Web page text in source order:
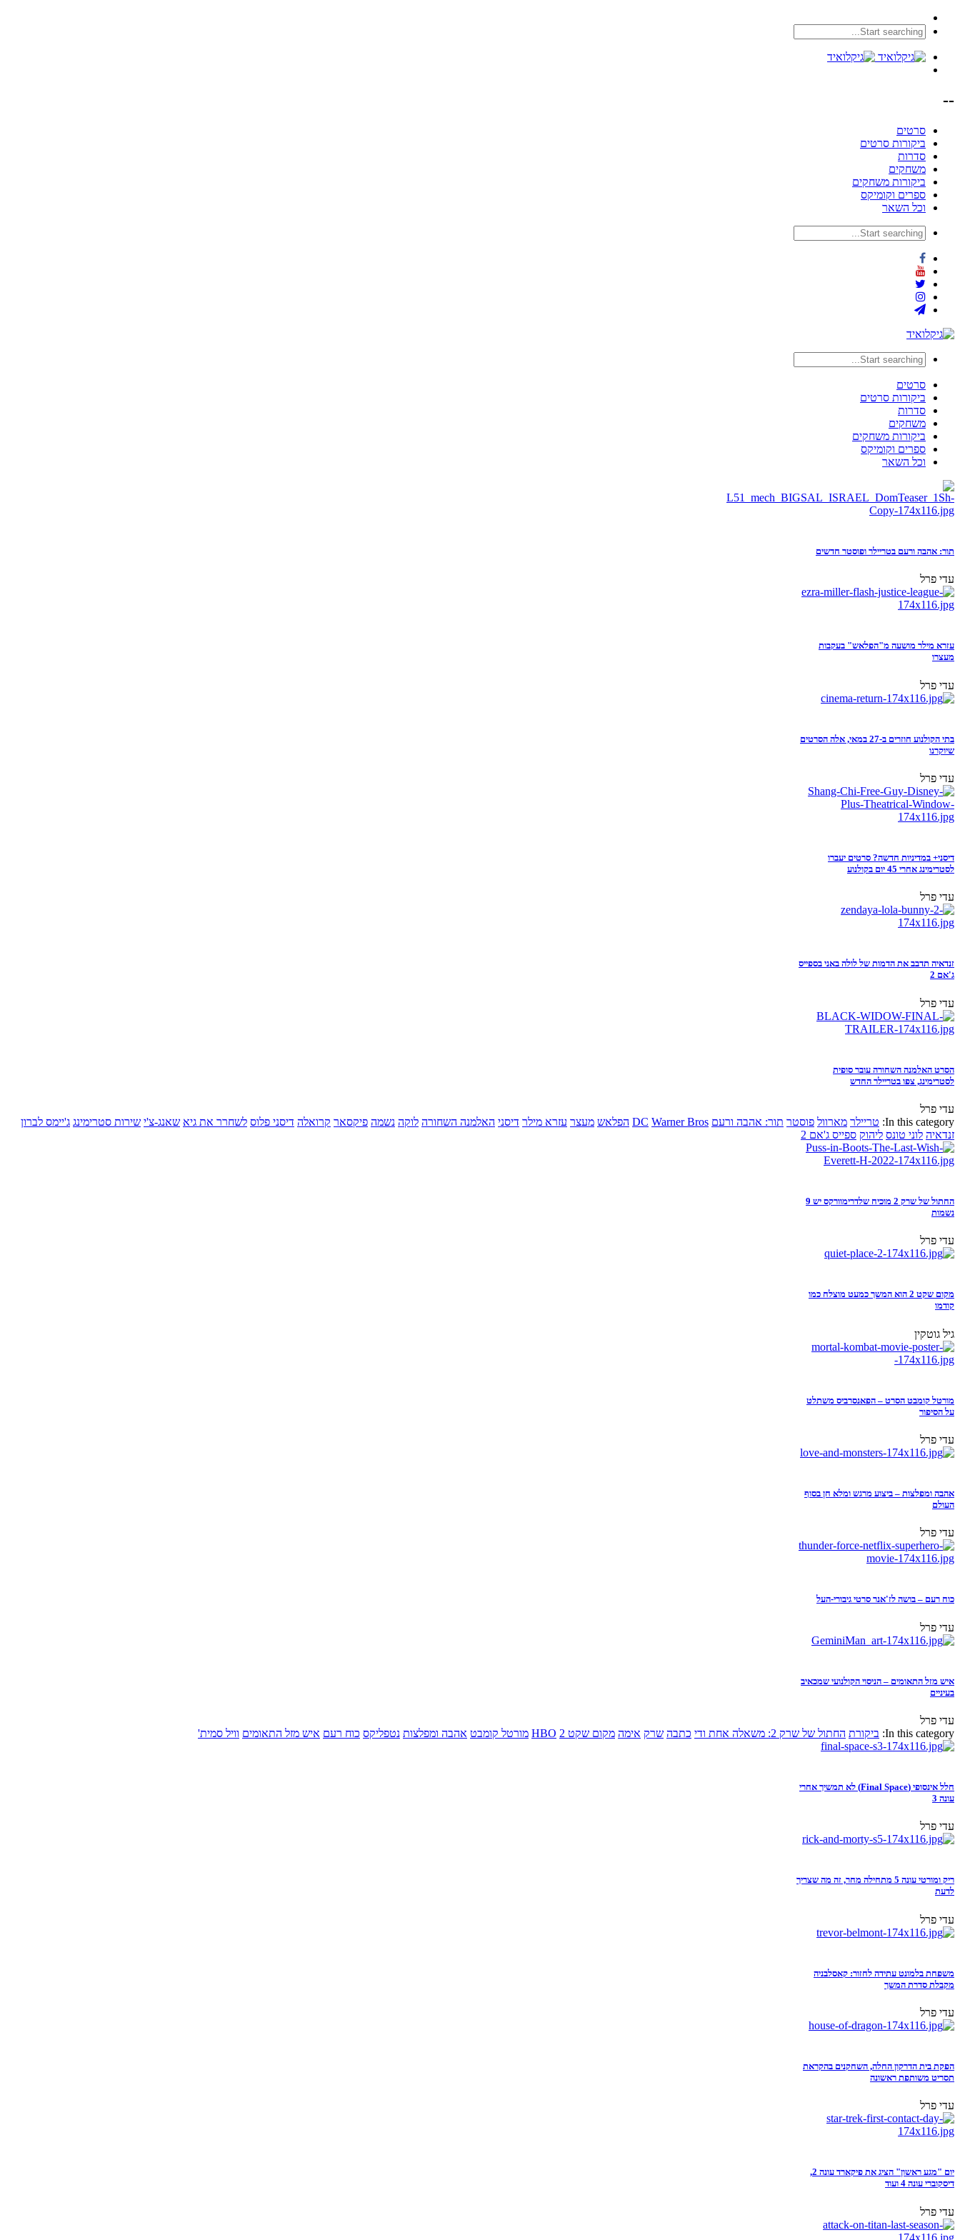
--
סרטים
ביקורות סרטים
סדרות
משחקים
ביקורות משחקים
ספרים וקומיקס
וכל השאר
סרטים
ביקורות סרטים
סדרות
משחקים
ביקורות משחקים
ספרים וקומיקס
וכל השאר
תור: אהבה ורעם בטריילר ופוסטר חדשים
עדי פרל
עזרא מילר מושעה מ"הפלאש" בעקבות
מעצרו
עדי פרל
בתי הקולנוע חוזרים ב-27 במאי, אלה הסרטים
שיוקרנו
עדי פרל
דיסני+ במדיניות חדשה? סרטים יעברו
לסטרימינג אחרי 45 יום בקולנוע
עדי פרל
זנדאיה תדבב את הדמות של לולה באני בספייס
ג'אם 2
עדי פרל
הסרט האלמנה השחורה עובר סופית
לסטרימינג, צפו בטריילר החדש
עדי פרל
In this category: טריילר מארוול פוסטר תור: אהבה ורעם DC Warner Bros הפלאש מעצר עזרא מילר דיסני האלמנה השחורה לוקה נשמה פיקסאר קרואלה דיסני פלוס לשחרר את גיא שאנג-צ'י שירות סטרימינג ג'יימס לברון
זנדאיה לוני טונס ליהוק ספייס ג'אם 2
החתול של שרק 2 מוכיח שלדרימוורקס יש 9
נשמות
עדי פרל
מקום שקט 2 הוא המשך כמעט מוצלח כמו
קודמו
גיל גוטקין
מורטל קומבט הסרט – הפאנסרביס משתלט
על הסיפור
עדי פרל
אהבה ומפלצות – ביצוע מרגש ומלא חן בסוף
העולם
עדי פרל
כוח רעם – בושה לז'אנר סרטי גיבורי-העל
עדי פרל
איש מזל התאומים – הניסוי הקולנועי שמכאיב
בעיניים
עדי פרל
In this category: ביקורת החתול של שרק 2: משאלה אחת ודי כתבה שרק אימה מקום שקט 2 HBO מורטל קומבט אהבה ומפלצות נטפליקס כוח רעם איש מזל התאומים וויל סמית'
חלל אינסופי (Final Space) לא תמשיך אחרי
עונה 3
עדי פרל
ריק ומורטי עונה 5 מתחילה מחר, זה מה שצריך
לדעת
עדי פרל
משפחת בלמונט עתידה לחזור: קאסלבניה
מקבלת סדרת המשך
עדי פרל
הפקת בית הדרקון החלה, השחקנים בהקראת
תסריט משותפת ראשונה
עדי פרל
יום "מגע ראשון" הציג את פיקארד עונה 2,
דיסקוברי עונה 4 ועוד
עדי פרל